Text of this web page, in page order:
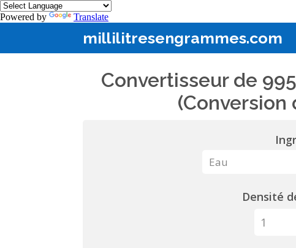
Powered by Translate
millilitresengrammes.com
Convertisseur de
(Conversion
Densité